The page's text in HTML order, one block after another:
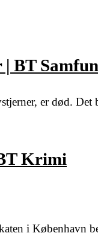
BT
er død.
Krimi
i København